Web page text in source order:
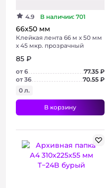
4.9 В наличии: 701
66х50 мм
Клейкая лента 66 м х 50 мм
х 45 мкр. прозрачный
85 ₽
от 6
77.35 ₽
от 36
70.55 ₽
0 л.
В корзину